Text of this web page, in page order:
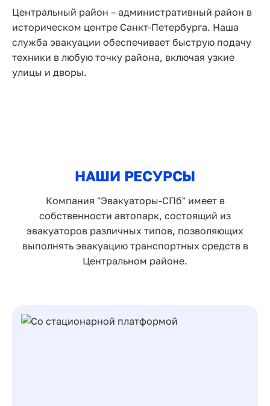
Центральный район – административный район в
историческом центре Санкт-Петербурга. Наша
служба эвакуации обеспечивает быструю подачу
техники в любую точку района, включая узкие
улицы и дворы.
НАШИ РЕСУРСЫ
Компания "Эвакуаторы-СПб" имеет в
собственности автопарк, состоящий из
эвакуаторов различных типов, позволяющих
выполнять эвакуацию транспортных средств в
Центральном районе.